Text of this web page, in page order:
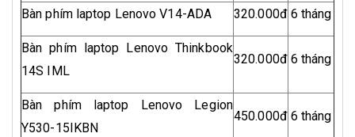
Bàn phím laptop Lenovo V14-ADA 320.000đ 6 tháng
Bàn phím laptop Lenovo Thinkbook
14S IML
320.000đ 6 tháng
Bàn phím laptop Lenovo Legion
Y530-15IKBN
450.000đ 6 tháng